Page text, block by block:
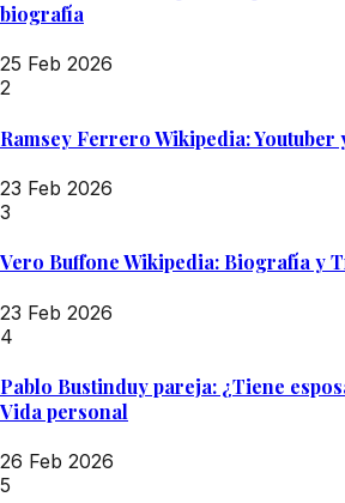
biografía
25 Feb 2026
2
Ramsey Ferrero Wikipedia: Youtuber
23 Feb 2026
3
Vero Buffone Wikipedia: Biografía y
23 Feb 2026
4
Pablo Bustinduy pareja: ¿Tiene
Vida personal
26 Feb 2026
5